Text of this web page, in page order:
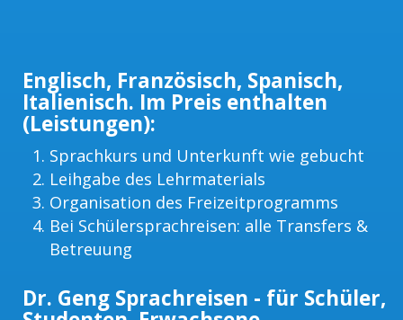
Englisch, Französisch, Spanisch,
Italienisch. Im Preis enthalten
(Leistungen):
Sprachkurs und Unterkunft wie gebucht
Leihgabe des Lehrmaterials
Organisation des Freizeitprogramms
Bei Schülersprachreisen: alle Transfers &
Betreuung
Dr. Geng Sprachreisen - für Schüler,